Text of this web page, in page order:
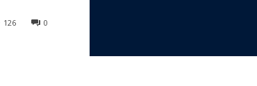
0
126